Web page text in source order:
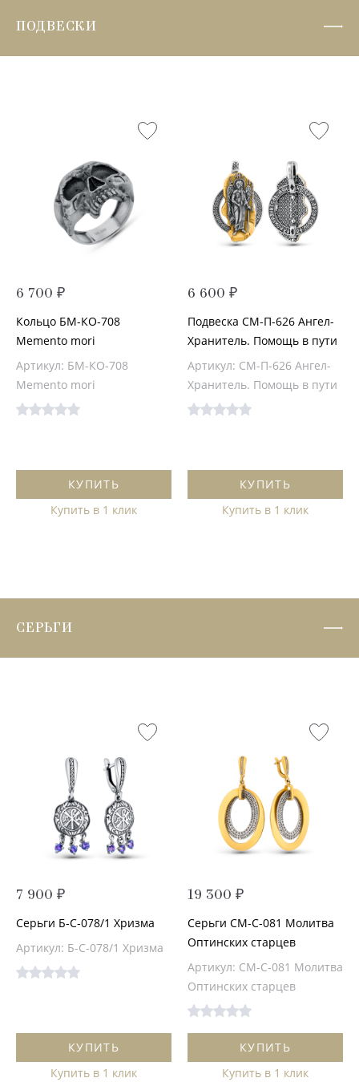
ПОДВЕСКИ
6 700 ₽
Кольцо БМ-КО-708
Memento mori
Артикул: БМ-КО-708
Memento mori
КУПИТЬ
Купить в 1 клик
6 600 ₽
Подвеска СМ-П-626 Ангел-
Хранитель. Помощь в пути
Артикул: СМ-П-626 Ангел-
Хранитель. Помощь в пути
КУПИТЬ
Купить в 1 клик
СЕРЬГИ
7 900 ₽
Серьги Б-С-078/1 Хризма
Артикул: Б-С-078/1 Хризма
КУПИТЬ
Купить в 1 клик
19 300 ₽
Серьги СМ-С-081 Молитва
Оптинских старцев
Артикул: СМ-С-081 Молитва
Оптинских старцев
КУПИТЬ
Купить в 1 клик